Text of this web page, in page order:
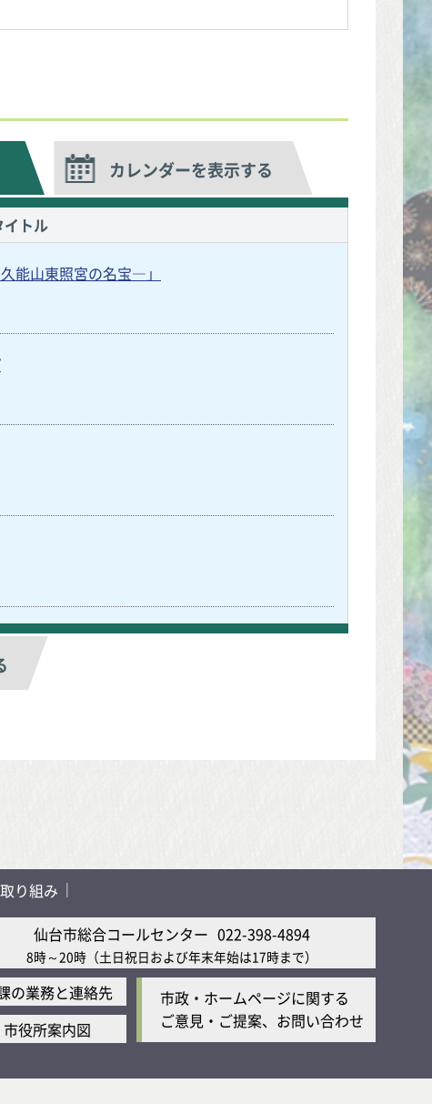
カレンダーを表示する
イトル
能山東照宮の名宝―」
り組み
仙台市総合コールセンター 022-398-4894
8時～20時 （土日祝日および年末年始は17時まで）
の業務と連絡先
市役所案内図
市政・ホームページに関する
ご意見・ご提案、お問い合わせ